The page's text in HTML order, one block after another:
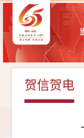
贺信贺电